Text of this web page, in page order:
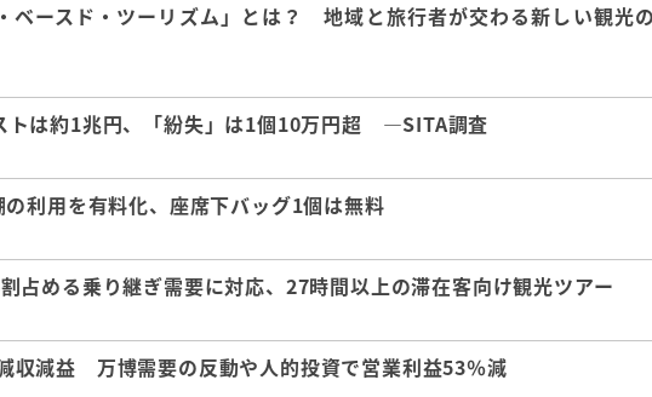
ベースド・ツーリズム」とは？ 地域と旅行者が交わる新しい観光
トは約1兆円、「紛失」は1個10万円超 ―SITA調査
利用を有料化、座席下バッグ1個は無料
占める乗り継ぎ需要に対応、27時間以上の滞在客向け観光ツアー
収減益 万博需要の反動や人的投資で営業利益53％減